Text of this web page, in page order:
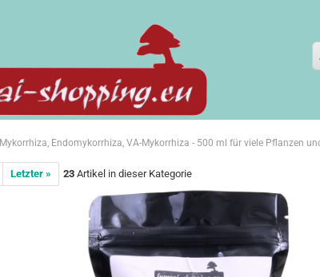
Mykorrhiza, Endomykorrhiza, VA-Mykorrhiza - 500 ml für viele Pflanzen
Letzter » 23 Artikel in dieser Kategorie